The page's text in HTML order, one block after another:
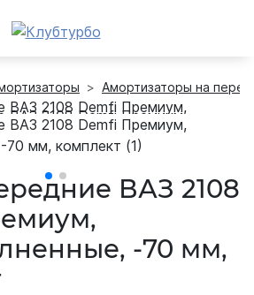
Амортизаторы на
ВАЗ 2108
-70 мм,